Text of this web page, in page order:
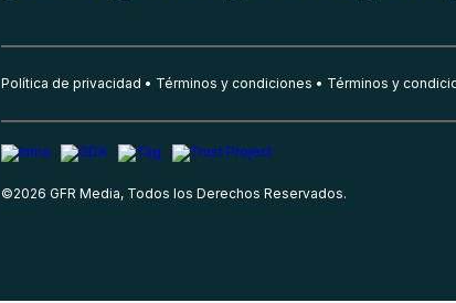
Política de privacidad Términos y condiciones Términos y
©2026 GFR Media, Todos los Derechos Reservados.